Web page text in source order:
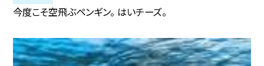
今度こそ空飛ぶペンギン。 はいチーズ。